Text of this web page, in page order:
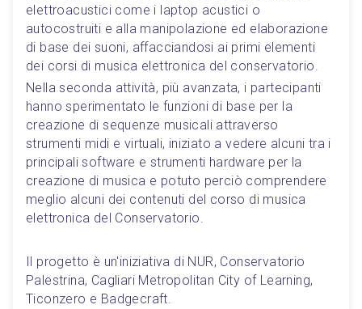
elettroacustici come i laptop acustici o
autocostruiti e alla manipolazione ed elaborazione
di base dei suoni, affacciandosi ai primi elementi
dei corsi di musica elettronica del conservatorio.
Nella seconda attività, più avanzata, i partecipanti
hanno sperimentato le funzioni di base per la
creazione di sequenze musicali attraverso
strumenti midi e virtuali, iniziato a vedere alcuni tra i
principali software e strumenti hardware per la
creazione di musica e potuto perciò comprendere
meglio alcuni dei contenuti del corso di musica
elettronica del Conservatorio.
Il progetto è un'iniziativa di NUR, Conservatorio
Palestrina, Cagliari Metropolitan City of Learning,
Ticonzero e Badgecraft.